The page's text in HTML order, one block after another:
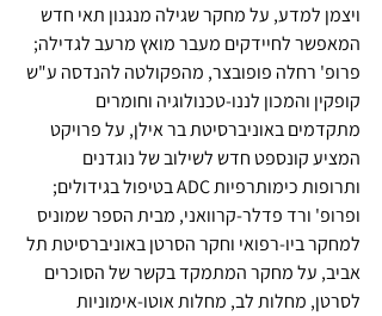
ויצמן למדע, על מחקר שגילה מנגנון תאי חדש
המאפשר לחיידקים מעבר מואץ מרעב לגדילה;
פרופ' רחלה פופובצר, מהפקולטה להנדסה ע"ש
קופקין והמכון לננו-טכנולוגיה וחומרים
מתקדמים באוניברסיטת בר אילן, על פרויקט
המציע קונספט חדש לשילוב של נוגדנים
ותרופות כימותרפיות ADC בטיפול בגידולים;
ופרופ' ורד פדלר-קרוואני, מבית הספר שמוניס
למחקר ביו-רפואי וחקר הסרטן באוניברסיטת תל
אביב, על מחקר המתמקד בקשר של הסוכרים
לסרטן, מחלות לב, מחלות אוטו-אימוניות